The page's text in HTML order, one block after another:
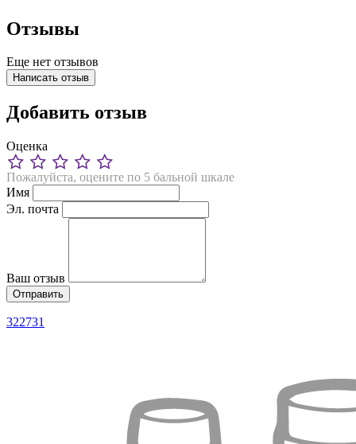
Отзывы
Еще нет отзывов
Написать отзыв
Добавить отзыв
Оценка
Пожалуйста, оцените по 5 бальной шкале
Имя
Эл. почта
Ваш отзыв
322731